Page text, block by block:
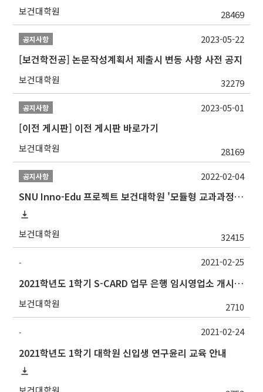
보건대학원 28469
공지사항
[보건학전공] 논문작성계획서 제출시 변동 사항 사전 공지
보건대학원 32279
2023-05-22
공지사항
[이전 게시판] 이전 게시판 바로가기
보건대학원 28169
2023-05-01
공지사항
SNU Inno-Edu 프로젝트 보건대학원 '모듈형 교과과정' 안내(revised 2022/2/28)
보건대학원 32415
2022-02-04
-
2021학년도 1학기 S-CARD 업무 은행 임시영업소 개시 안내
보건대학원 2710
2021-02-25
-
2021학년도 1학기 대학원 신입생 연구윤리 교육 안내
2021-02-24